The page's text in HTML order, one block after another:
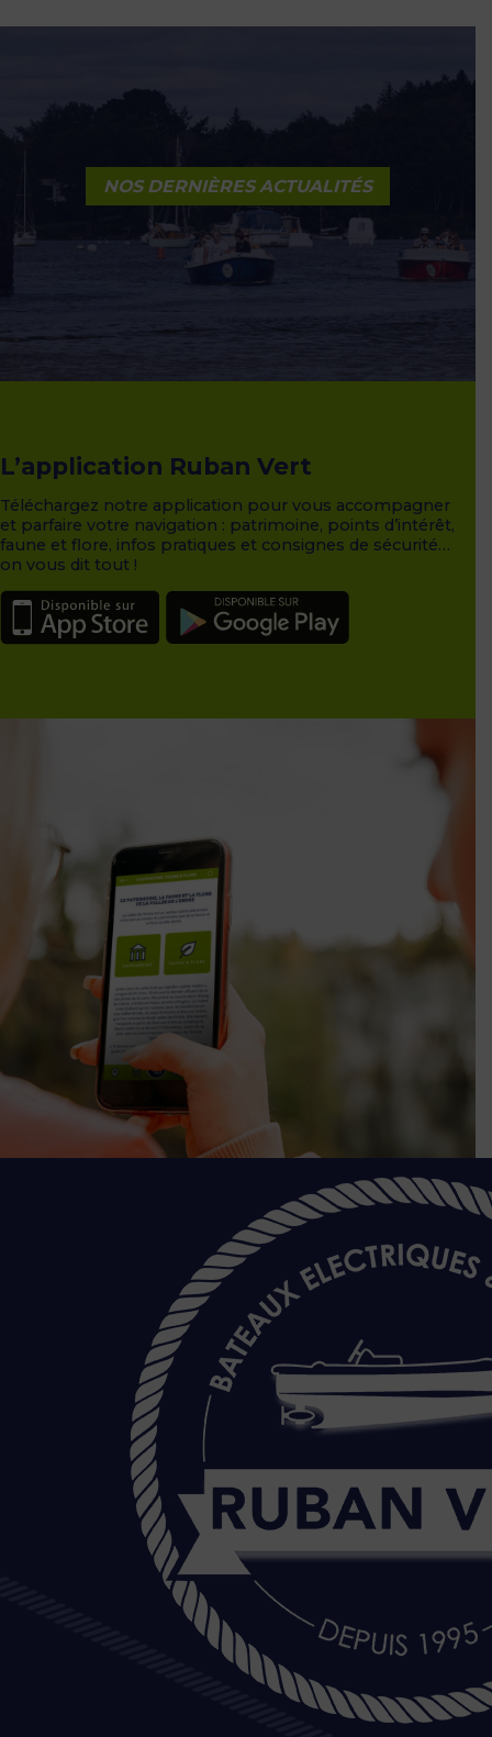
NOS DERNIÈRES ACTUALITÉS
L’application Ruban Vert
Téléchargez notre application pour vous accompagner
et parfaire votre navigation : patrimoine, points d’intérêt,
faune et flore, infos pratiques et consignes de sécurité…
on vous dit tout !